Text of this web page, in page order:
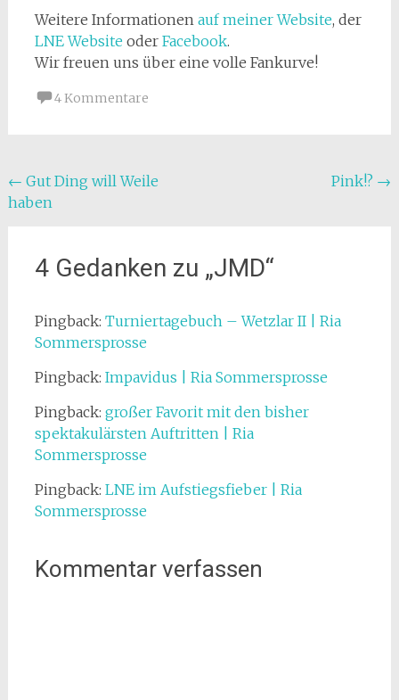
Weitere Informationen auf meiner Website, der
LNE Website oder Facebook.
Wir freuen uns über eine volle Fankurve!
4 Kommentare
Beitragsnavigation
← Gut Ding will Weile
haben
Pink!? →
4 Gedanken zu „JMD“
Pingback: Turniertagebuch – Wetzlar II | Ria
Sommersprosse
Pingback: Impavidus | Ria Sommersprosse
Pingback: großer Favorit mit den bisher
spektakulärsten Auftritten | Ria
Sommersprosse
Pingback: LNE im Aufstiegsfieber | Ria
Sommersprosse
Kommentar verfassen